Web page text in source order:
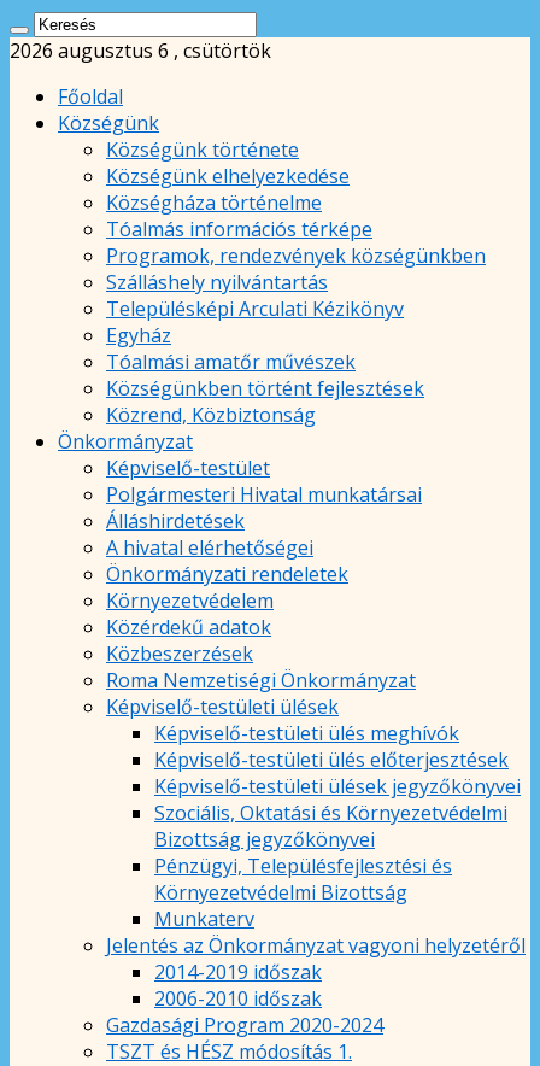
2026 augusztus 6 , csütörtök
Főoldal
Községünk
Községünk története
Községünk elhelyezkedése
Községháza történelme
Tóalmás információs térképe
Programok, rendezvények községünkben
Szálláshely nyilvántartás
Településképi Arculati Kézikönyv
Egyház
Tóalmási amatőr művészek
Községünkben történt fejlesztések
Közrend, Közbiztonság
Önkormányzat
Képviselő-testület
Polgármesteri Hivatal munkatársai
Álláshirdetések
A hivatal elérhetőségei
Önkormányzati rendeletek
Környezetvédelem
Közérdekű adatok
Közbeszerzések
Roma Nemzetiségi Önkormányzat
Képviselő-testületi ülések
Képviselő-testületi ülés meghívók
Képviselő-testületi ülés előterjesztések
Képviselő-testületi ülések jegyzőkönyvei
Szociális, Oktatási és Környezetvédelmi
Bizottság jegyzőkönyvei
Pénzügyi, Településfejlesztési és
Környezetvédelmi Bizottság
Munkaterv
Jelentés az Önkormányzat vagyoni helyzetéről
2014-2019 időszak
2006-2010 időszak
Gazdasági Program 2020-2024
TSZT és HÉSZ módosítás 1.